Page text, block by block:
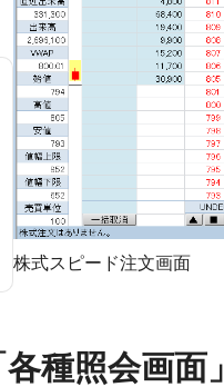
株式スピード注文画面
種照会画面」